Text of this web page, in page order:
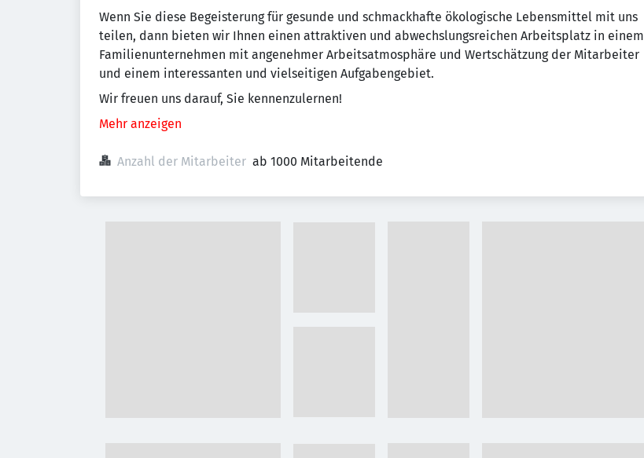
Wenn Sie diese Begeisterung für gesunde und schmackhafte ökologische Lebensmittel mit uns
teilen, dann bieten wir Ihnen einen attraktiven und abwechslungsreichen Arbeitsplatz in einem
Familienunternehmen mit angenehmer Arbeitsatmosphäre und Wertschätzung der Mitarbeiter
und einem interessanten und vielseitigen Aufgabengebiet.
Wir freuen uns darauf, Sie kennenzulernen!
Mehr anzeigen
Anzahl der Mitarbeiter ab 1000 Mitarbeitende